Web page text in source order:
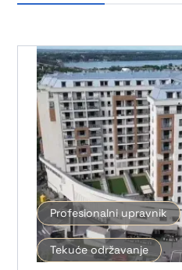
Profesionalni upravnik
Tekuće održavanje